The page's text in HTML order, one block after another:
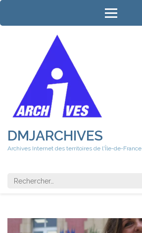
Aller
contenu
DMJARCHIVES
Archives Internet des territoires de l'Île-de-France